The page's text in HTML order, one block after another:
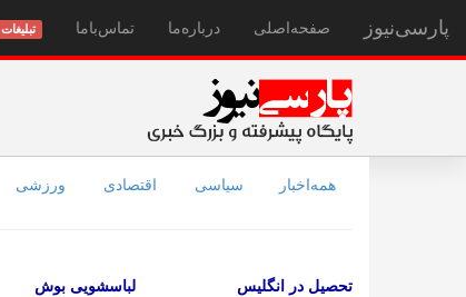
پارسی‌نیوز صفحه‌اصلی درباره‌ما تماس‌با‌ما تبلیغات
همه‌اخبار سیاسی اقتصادی ورزشی
تحصیل در انگلیس
لباسشویی بوش